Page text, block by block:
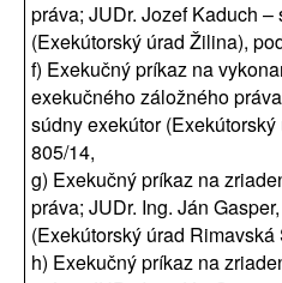
práva; JUDr. Jozef Kaduch –
(Exekútorský úrad Žilina),
f) Exekučný príkaz na
exekučného záložného
súdny exekútor
805/14,
g) Exekučný príkaz na
práva; JUDr. Ing. Ján
(Exekútorský úrad
h) Exekučný príkaz na